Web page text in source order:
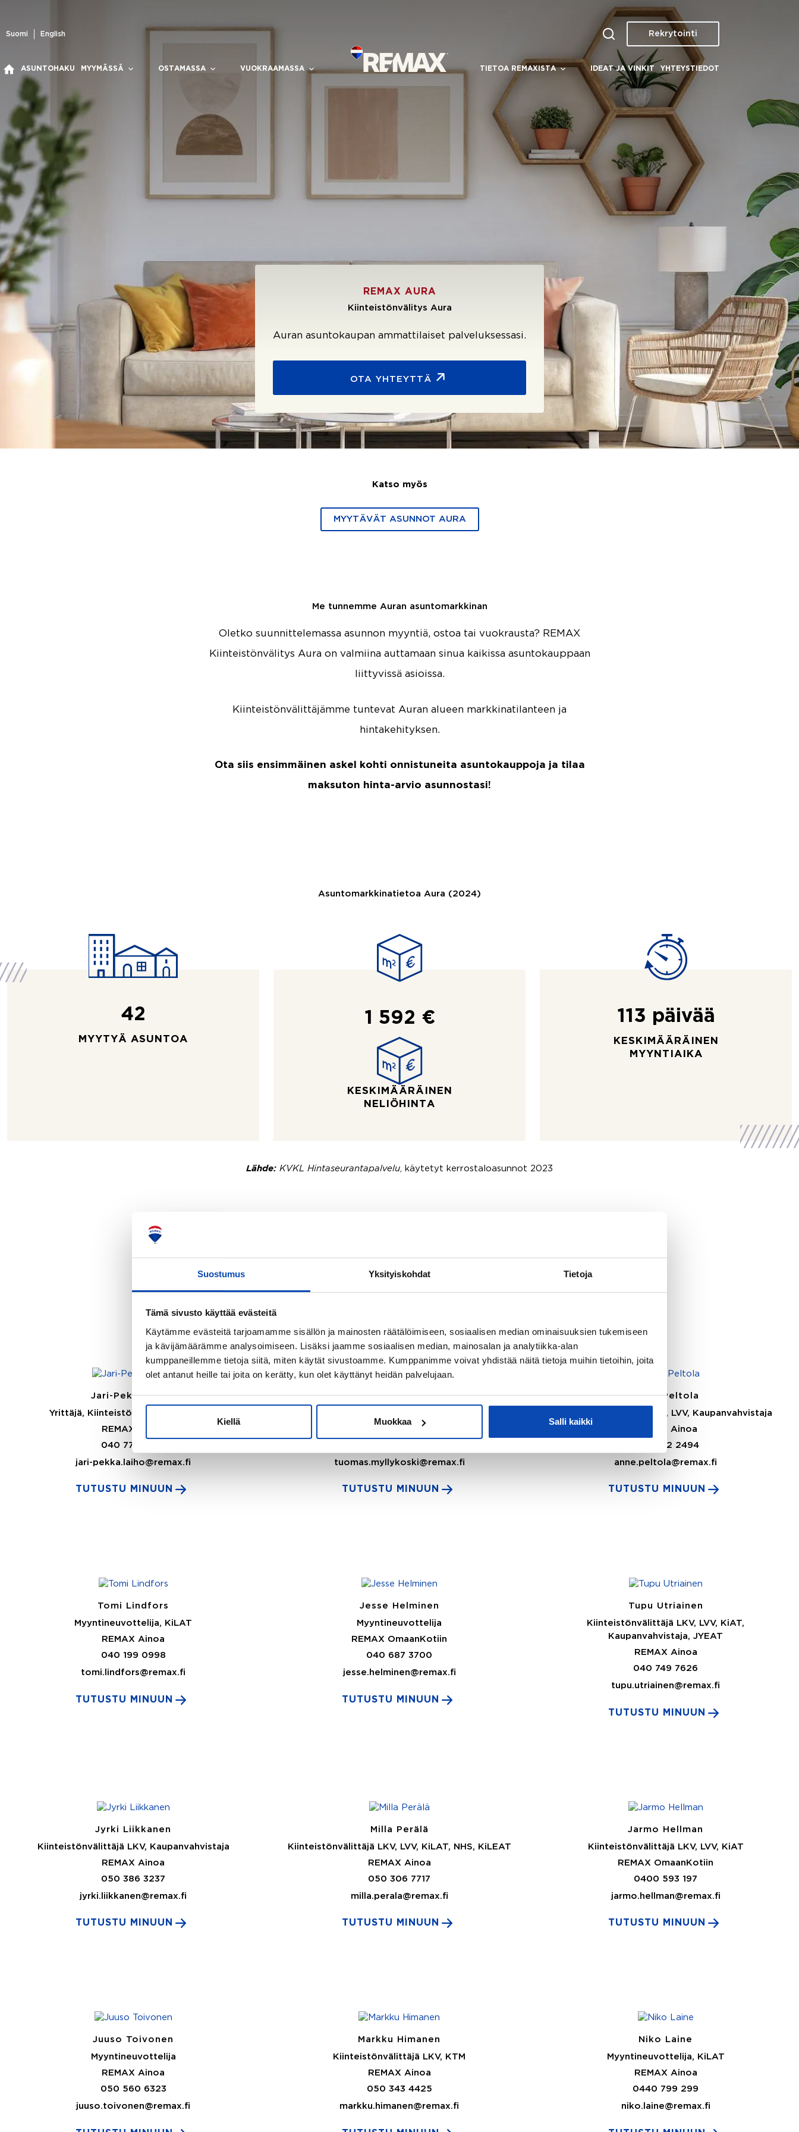
Suostumus Yksityiskohdat Tietoja
Tämä sivusto käyttää evästeitä
Käytämme evästeitä tarjoamamme sisällön ja mainosten räätälöimiseen, sosiaalisen median ominaisuuksien tukemiseen
ja kävijämäärämme analysoimiseen. Lisäksi jaamme sosiaalisen median, mainosalan ja analytiikka-alan
kumppaneillemme tietoja siitä, miten käytät sivustoamme. Kumppanimme voivat yhdistää näitä tietoja muihin tietoihin, joita
olet antanut heille tai joita on kerätty, kun olet käyttänyt heidän palvelujaan.
Kiellä Muokkaa Salli kaikki
content
Suomi English Rekrytointi
ASUNTOHAKU MYYMÄSSÄ OSTAMASSA VUOKRAAMASSA TIETOA REMAXISTA IDEAT JA VINKIT YHTEYSTIEDOT
REMAX AURA
Kiinteistönvälitys Aura
Auran asuntokaupan ammattilaiset palveluksessasi.
OTA YHTEYTTÄ
Katso myös
MYYTÄVÄT ASUNNOT AURA
Me tunnemme Auran asuntomarkkinan
Oletko suunnittelemassa asunnon myyntiä, ostoa tai vuokrausta? REMAX
Kiinteistönvälitys Aura on valmiina auttamaan sinua kaikissa asuntokauppaan
liittyvissä asioissa.
Kiinteistönvälittäjämme tuntevat Auran alueen markkinatilanteen ja
hintakehityksen.
Ota siis ensimmäinen askel kohti onnistuneita asuntokauppoja ja tilaa
maksuton hinta-arvio asunnostasi!
Asuntomarkkinatietoa Aura (2024)
42
MYYTYÄ ASUNTOA
1 592 €
KESKIMÄÄRÄINEN
NELIÖHINTA
113 päivää
KESKIMÄÄRÄINEN
MYYNTIAIKA
Lähde: KVKL Hintaseurantapalvelu , käytetyt kerrostaloasunnot 2023
Jari-Pekka Laiho
Yrittäjä, Kiinteistönvälittäjä LKV, LVV
REMAX Ainoa
040 772 7930
jari-pekka.laiho@remax.fi
TUTUSTU MINUUN
Tuomas Myllykoski
REMAX Ainoa
tuomas.myllykoski@remax.fi
TUTUSTU MINUUN
Anne Peltola
Kiinteistönvälittäjä LKV, LVV, Kaupanvahvistaja
REMAX Ainoa
044 042 2494
anne.peltola@remax.fi
TUTUSTU MINUUN
Tomi Lindfors
Myyntineuvottelija, KiLAT
REMAX Ainoa
040 199 0998
tomi.lindfors@remax.fi
TUTUSTU MINUUN
Jesse Helminen
Myyntineuvottelija
REMAX OmaanKotiin
040 687 3700
jesse.helminen@remax.fi
TUTUSTU MINUUN
Tupu Utriainen
Kiinteistönvälittäjä LKV, LVV, KiAT,
Kaupanvahvistaja, JYEAT
REMAX Ainoa
040 749 7626
tupu.utriainen@remax.fi
TUTUSTU MINUUN
Jyrki Liikkanen
Kiinteistönvälittäjä LKV, Kaupanvahvistaja
REMAX Ainoa
050 386 3237
jyrki.liikkanen@remax.fi
TUTUSTU MINUUN
Milla Perälä
Kiinteistönvälittäjä LKV, LVV, KiLAT, NHS, KiLEAT
REMAX Ainoa
050 306 7717
milla.perala@remax.fi
TUTUSTU MINUUN
Jarmo Hellman
Kiinteistönvälittäjä LKV, LVV, KiAT
REMAX OmaanKotiin
0400 593 197
jarmo.hellman@remax.fi
TUTUSTU MINUUN
Juuso Toivonen
Myyntineuvottelija
REMAX Ainoa
050 560 6323
juuso.toivonen@remax.fi
Markku Himanen
Kiinteistönvälittäjä LKV, KTM
REMAX Ainoa
050 343 4425
markku.himanen@remax.fi
Niko Laine
Myyntineuvottelija, KiLAT
REMAX Ainoa
0440 799 299
niko.laine@remax.fi